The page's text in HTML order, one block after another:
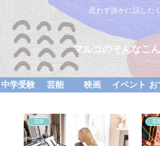
思わず誰かに話した
マルコのそんなこ
中学受験 芸能 映画 イベント お
芸能 芸